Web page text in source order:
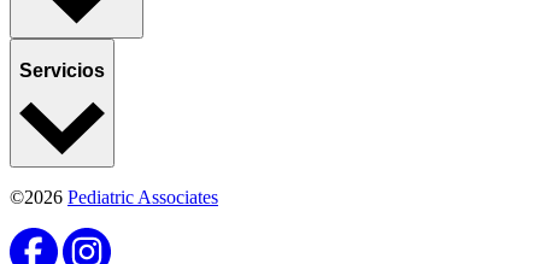
Servicios
©2026 Pediatric Associates